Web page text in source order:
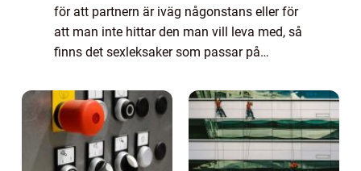
för att partnern är iväg någonstans eller för
att man inte hittar den man vill leva med, så
finns det sexleksaker som passar på